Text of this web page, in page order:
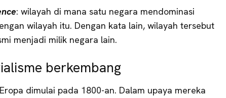
: wilayah di mana satu negara mendominasi
wilayah itu. Dengan kata lain, wilayah tersebut
menjadi milik negara lain.
berkembang
dimulai pada 1800-an. Dalam upaya mereka